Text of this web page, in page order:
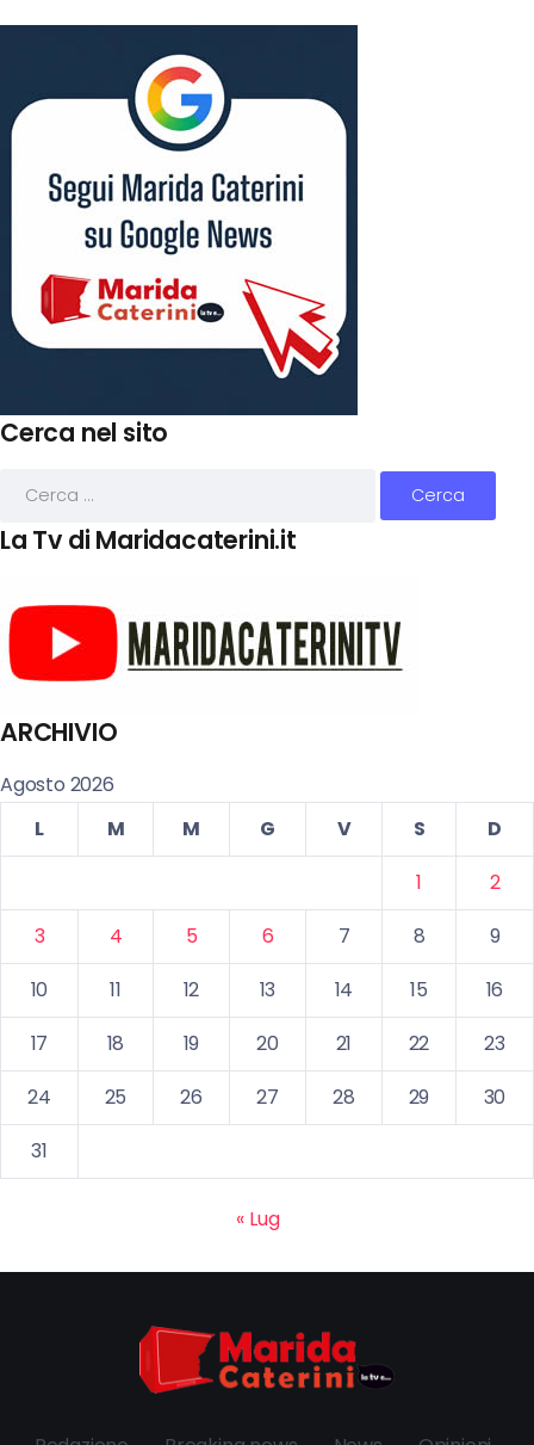
Cerca nel sito
La Tv di Maridacaterini.it
ARCHIVIO
Agosto 2026
L
M M G V S
D
1
2
3
4 5 6 7 8
9
10
11 12 13 14 15
16
17
18 19 20 21 22
23
24
25 26 27 28 29
30
31
« Lug